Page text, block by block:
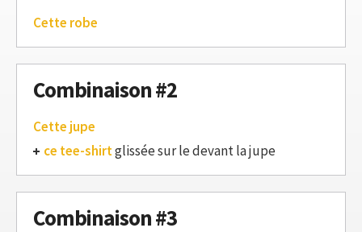
Cette robe
Combinaison #2
Cette jupe
ce tee-shirtglissée sur le devant la jupe
Combinaison #3